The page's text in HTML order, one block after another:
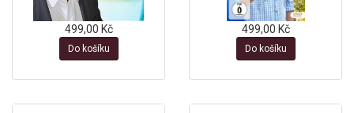
499,00 Kč
Do košíku
499,00 Kč
Do košíku